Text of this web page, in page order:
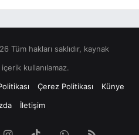
Tüm hakları saklıdır, kaynak
kullanılamaz.
Çerez Politikası
Künye
İletişim